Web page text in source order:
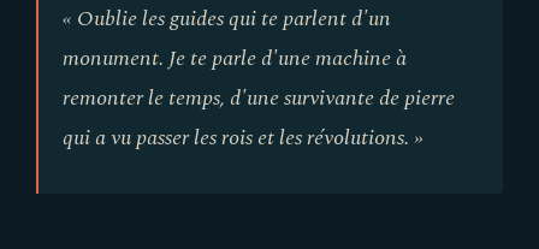
« Oublie les guides qui te parlent d'un
monument. Je te parle d'une machine à
remonter le temps, d'une survivante de pierre
qui a vu passer les rois et les révolutions. »